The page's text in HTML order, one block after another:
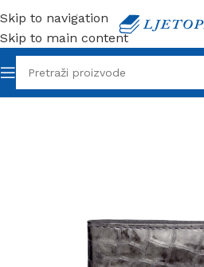
Skip to navigation
Skip to main content
Početna/ Galanterija